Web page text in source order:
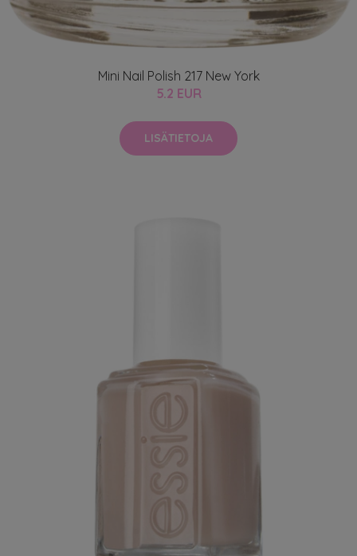
Mini Nail Polish 217 New York
5.2 EUR
LISÄTIETOJA